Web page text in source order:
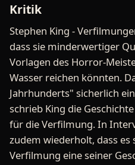
Kritik
Stephen King -
dass sie minderwertiger
Vorlagen des Horror-
Wasser reichen könnten.
Jahrhunderts" sicherlich
schrieb King die
für die Verfilmung. In
zudem wiederholt, dass
Verfilmung eine seiner